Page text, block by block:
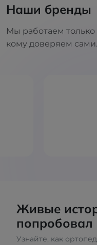
Наши бренды
Мы работаем только
кому доверяем сами.
Живые
попробовал
Узнайте, как